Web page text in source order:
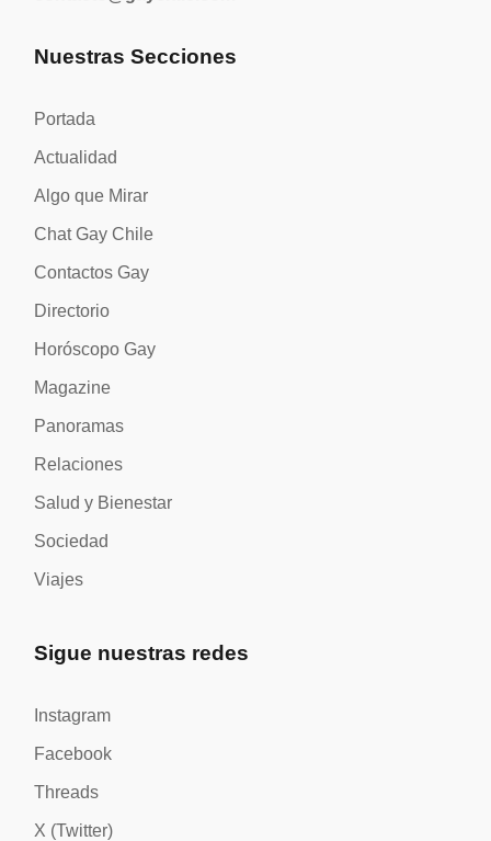
Nuestras Secciones
Portada
Actualidad
Algo que Mirar
Chat Gay Chile
Contactos Gay
Directorio
Horóscopo Gay
Magazine
Panoramas
Relaciones
Salud y Bienestar
Sociedad
Viajes
Sigue nuestras redes
Instagram
Facebook
Threads
X (Twitter)